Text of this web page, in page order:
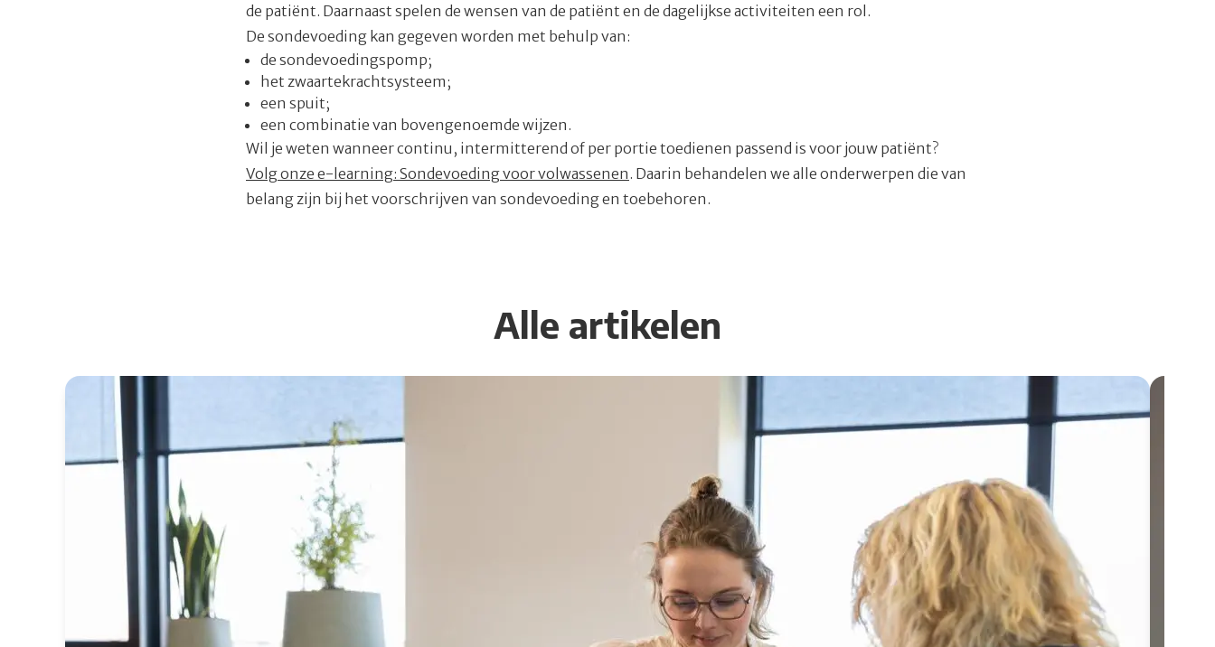
de patiënt. Daarnaast spelen de wensen van de patiënt en de dagelijkse activiteiten een rol.
De sondevoeding kan gegeven worden met behulp van:
de sondevoedingspomp;
het zwaartekrachtsysteem;
een spuit;
een combinatie van bovengenoemde wijzen.
Wil je weten wanneer continu, intermitterend of per portie toedienen passend is voor jouw patiënt?
Volg onze e-learning: Sondevoeding voor volwassenen. Daarin behandelen we alle onderwerpen die van
belang zijn bij het voorschrijven van sondevoeding en toebehoren.
Alle artikelen
Lees meer over Sondevoeding thuis en het refeeding syndroom deel 2: praktijk Lees